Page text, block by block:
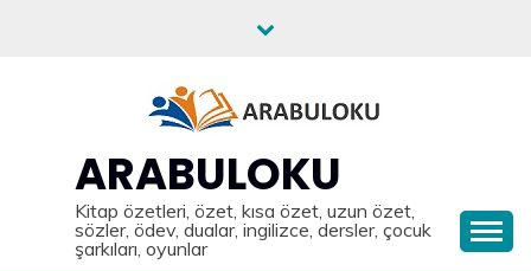
ARABULOKU
Kitap özetleri, özet, kısa özet, uzun özet,
sözler, ödev, dualar, ingilizce, dersler, çocuk
şarkıları, oyunlar